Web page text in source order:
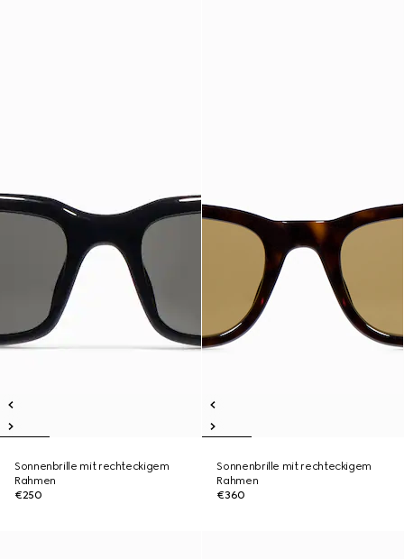
Sonnenbrille mit rechteckigem
Rahmen
€250
Sonnenbrille mit rechteckigem
Rahmen
€360